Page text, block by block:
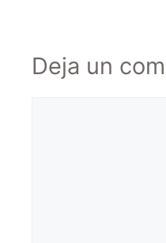
Deja un